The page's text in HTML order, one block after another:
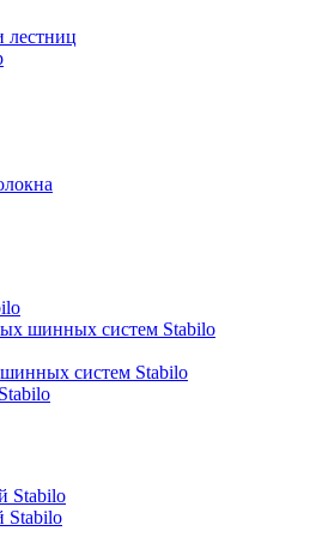
лестниц
шинных систем Stabilo
шинных систем Stabilo
Stabilo
Stabilo